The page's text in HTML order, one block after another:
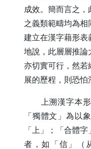
成效。簡而言之
之義類範疇均為相
建立在漢字藉形表
地說，此層層推論
亦切實可行，然若
展的歷程，則恐怕
上溯漢字本
「獨體文」為以
「上」；「合體
者，如「信」（